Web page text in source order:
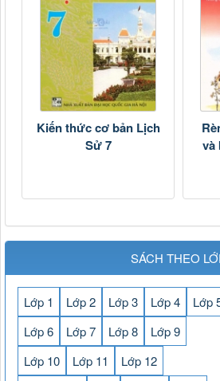
Kiến thức cơ bản Lịch
Sử 7
và
SÁCH THEO
Lớp 1 Lớp 2 Lớp 3 Lớp 4
Lớp
Lớp 6
Lớp 7 Lớp 8
Lớp 9
Lớp 10
Lớp 11
Lớp 12